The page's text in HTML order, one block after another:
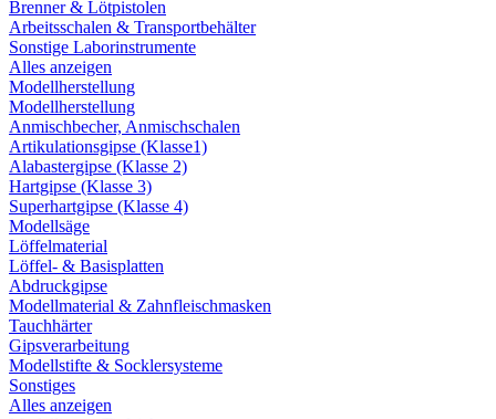
Brenner & Lötpistolen
Arbeitsschalen & Transportbehälter
Sonstige Laborinstrumente
Alles anzeigen
Modellherstellung
Modellherstellung
Anmischbecher, Anmischschalen
Artikulationsgipse (Klasse1)
Alabastergipse (Klasse 2)
Hartgipse (Klasse 3)
Superhartgipse (Klasse 4)
Modellsäge
Löffelmaterial
Löffel- & Basisplatten
Abdruckgipse
Modellmaterial & Zahnfleischmasken
Tauchhärter
Gipsverarbeitung
Modellstifte & Socklersysteme
Sonstiges
Alles anzeigen